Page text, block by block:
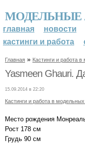
МОДЕЛЬНЫЕ
главная новости
кастинги и работа
Главная » Кастинги и работа
Yasmeen Ghauri.
15.09.2014 в 22:20
Кастинги и работа в модельных
Место рождения
Рост 178 см
Грудь 90 см